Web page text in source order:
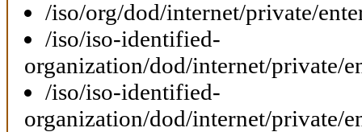
/iso/org/dod/internet/private/
/iso/iso-identified-
organization/dod/internet/private/
/iso/iso-identified-
organization/dod/internet/private/